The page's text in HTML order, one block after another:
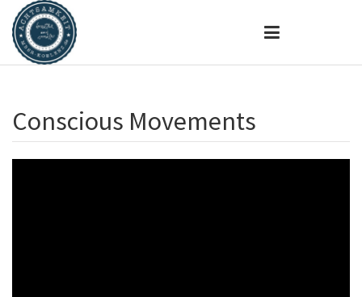
Conscious Movements